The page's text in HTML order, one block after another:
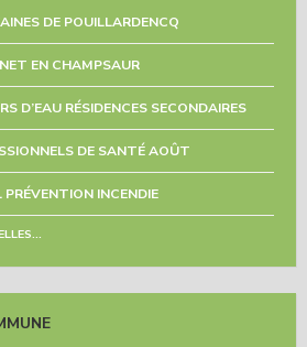
DE POUILLARDENCQ
EN CHAMPSAUR
D’EAU RÉSIDENCES SECONDAIRES
DE SANTÉ AOÛT
INCENDIE